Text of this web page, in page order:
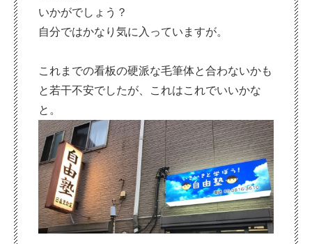
いかがでしょう？
自分ではかなり気に入っていますが。
これまでの看板の硬派な毛筆体と合わないかも
と若干不安でしたが、これはこれでいいかな
と。